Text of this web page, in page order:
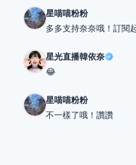
星喵喵粉粉
多多支持奈奈哦！訂閱
星光直播韓依奈
😂
星喵喵粉粉
不一樣了哦！讚讚